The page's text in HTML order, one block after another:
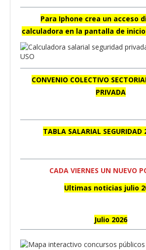
Para Iphone crea un acceso
calculadora en la pantalla de
CONVENIO COLECTIVO
PRIVADA
TABLA SALARIAL SEGURIDAD
CADA VIERNES UN NUEVO
Ultimas noticias julio
Julio 2026